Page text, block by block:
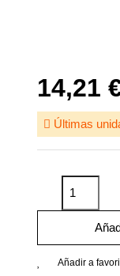
14,21
Últimas
Añadir a